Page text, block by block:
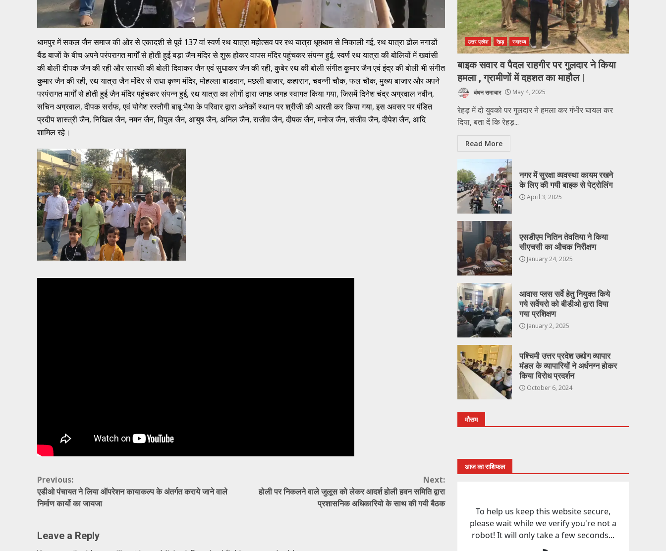
धामपुर में सकल जैन समाज की ओर से एकादशी से पूर्व 137 वां स्वर्ण रथ यात्रा महोत्सव पर रथ यात्रा धूमधाम से निकाली गई, रथ यात्रा ढोल नगाडों
बैंड बाजों के बीच अपने परंपरागत मार्गों से होती हुई बड़ा जैन मंदिर से शुरू होकर वापस मंदिर पहुंचकर संपन्न हुई, स्वर्ण रथ यात्रा की बोलियों में खवांसी
की बोली दीपक जैन की रही और सारथी की बोली दिवाकर जैन एवं सुधाकर जैन की रही, कुबेर रथ की बोली संगीत कुमार जैन एवं इंद्र की बोली भी संगीत
कुमार जैन की रही, रथ यात्रा जैन मंदिर से राधा कृष्ण मंदिर, मोहल्ला बाडवान, मछली बाजार, कहारान, चवन्नी चौक, फल चौक, मुख्य बाजार और अपने
परपंरागत मार्गों से होती हुई जैन मंदिर पहुंचकर संपन्न हुई, रथ यात्रा का लोगों द्वारा जगह जगह स्वागत किया गया, जिसमें दिनेश चंद्र अग्रवाल नवीन,
सचिन अग्रवाल, दीपक सर्राफ, एवं योगेश रस्तौगी बाबू भैया के परिवार द्वारा अनेकों स्थान पर श्रीजी की आरती कर किया गया, इस अवसर पर पंडित
प्रदीप शास्त्री जैन, निखिल जैन, नमन जैन, विपुल जैन, आयुष जैन, अनिल जैन, राजीव जैन, दीपक जैन, मनोज जैन, संजीव जैन, दीपेश जैन, आदि
शामिल रहे।
Continue
Reading
Previous:
एडीओ पंचायत ने लिया ऑपरेशन कायाकल्प के अंतर्गत कराये जाने वाले
निर्माण कार्यो का जायजा
Next:
होली पर निकलने वाले जुलूस को लेकर आदर्श होली हवन समिति द्वारा
प्रशासनिक अधिकारियो के साथ की गयी बैठक
Leave a Reply
उत्तर प्रदेश रेहड़ स्वास्थ्य
बाइक सवार व पैदल राहगीर पर गुलदार ने किया
हमला , ग्रामीणों में दहशत का माहौल |
बंधन समाचार May 4, 2025
रेहड़ में दो युवको पर गुलदार ने हमला कर गंभीर घायल कर
दिया, बता दें कि रेहड़...
Read More
नगर में सुरक्षा व्यवस्था कायम रखने
के लिए की गयी बाइक से पेट्रोलिंग
April 3, 2025
एसडीएम नितिन तेवतिया ने किया
सीएचसी का औचक निरीक्षण
January 24, 2025
आवास प्लस सर्वे हेतु नियुक्त किये
गये सर्वेयरो को बीडीओ द्वारा दिया
गया प्रशिक्षण
January 2, 2025
पश्चिमी उत्तर प्रदेश उद्योग व्यापार
मंडल के व्यापारियों ने अर्धनग्न होकर
किया विरोध प्रदर्शन
October 6, 2024
मौसम
आज का राशिफल